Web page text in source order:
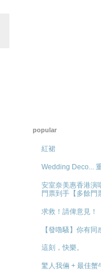
popular
紅裙
Wedding Deco...
安室奈美惠香港演
門票到手【多餘門
求救！請俾意見！
【發嚕騷】你有同
這刻，快樂。
驚人我倆 + 最佳蟹